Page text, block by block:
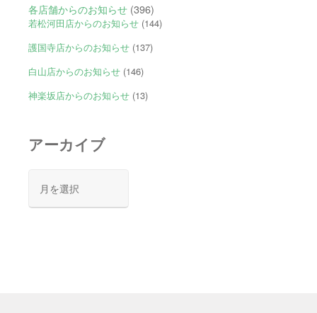
各店舗からのお知らせ(396)
若松河田店からのお知らせ(144)
護国寺店からのお知らせ(137)
白山店からのお知らせ(146)
神楽坂店からのお知らせ(13)
アーカイブ
カ